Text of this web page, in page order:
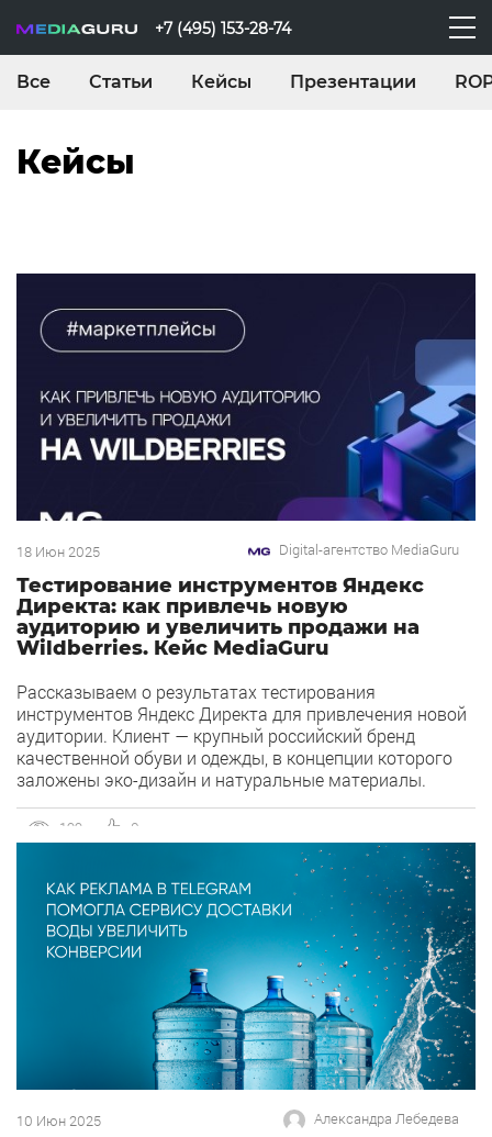
+7 (495) 153-28-74
Все Статьи Кейсы Презентации
Кейсы
18 Июн 2025 Digital-агентство MediaGuru
Тестирование инструментов Яндекс
Директа: как привлечь новую
аудиторию и увеличить продажи на
Wildberries. Кейс MediaGuru
Рассказываем о результатах тестирования
инструментов Яндекс Директа для привлечения новой
аудитории. Клиент — крупный российский бренд
качественной обуви и одежды, в концепции которого
заложены эко-дизайн и натуральные материалы.
(WB) за счет расширения охвата целевой аудитории с
помощью Яндекс Директ. Период работы — февраль-
июнь 2024 года. С какими проблемами […]
199 0
10 Июн 2025 Александра Лебедева